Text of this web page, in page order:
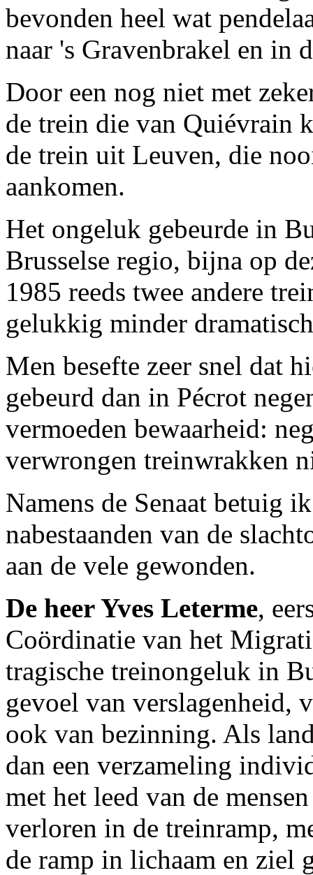
bevonden heel wat
naar 's Gravenbrakel en in
Door een nog niet met
de trein die van Quiévrain
de trein uit Leuven, die
aankomen.
Het ongeluk gebeurde in
Brusselse regio, bijna op
1985 reeds twee andere
gelukkig minder
Men besefte zeer snel dat
gebeurd dan in Pécrot
vermoeden bewaarheid:
verwrongen treinwrakken
Namens de Senaat betuig
nabestaanden van de
aan de vele gewonden.
De heer Yves Leterme,
Coördinatie van het
tragische treinongeluk in
gevoel van verslagenheid,
ook van bezinning. Als
dan een verzameling
met het leed van de
verloren in de treinramp,
de ramp in lichaam en ziel